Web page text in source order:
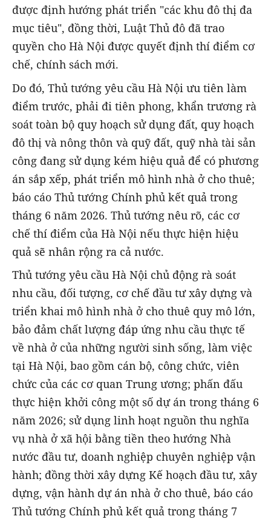
được định hướng phát triển "các khu đô thị đa
mục tiêu", đồng thời, Luật Thủ đô đã trao
quyền cho Hà Nội được quyết định thí điểm cơ
chế, chính sách mới.
Do đó, Thủ tướng yêu cầu Hà Nội ưu tiên làm
điểm trước, phải đi tiên phong, khẩn trương rà
soát toàn bộ quy hoạch sử dụng đất, quy hoạch
đô thị và nông thôn và quỹ đất, quỹ nhà tài sản
công đang sử dụng kém hiệu quả để có phương
án sắp xếp, phát triển mô hình nhà ở cho thuê;
báo cáo Thủ tướng Chính phủ kết quả trong
tháng 6 năm 2026. Thủ tướng nêu rõ, các cơ
chế thí điểm của Hà Nội nếu thực hiện hiệu
quả sẽ nhân rộng ra cả nước.
Thủ tướng yêu cầu Hà Nội chủ động rà soát
nhu cầu, đối tượng, cơ chế đầu tư xây dựng và
triển khai mô hình nhà ở cho thuê quy mô lớn,
bảo đảm chất lượng đáp ứng nhu cầu thực tế
về nhà ở của những người sinh sống, làm việc
tại Hà Nội, bao gồm cán bộ, công chức, viên
chức của các cơ quan Trung ương; phấn đấu
thực hiện khởi công một số dự án trong tháng 6
năm 2026; sử dụng linh hoạt nguồn thu nghĩa
vụ nhà ở xã hội bằng tiền theo hướng Nhà
nước đầu tư, doanh nghiệp chuyên nghiệp vận
hành; đồng thời xây dựng Kế hoạch đầu tư, xây
dựng, vận hành dự án nhà ở cho thuê, báo cáo
Thủ tướng Chính phủ kết quả trong tháng 7